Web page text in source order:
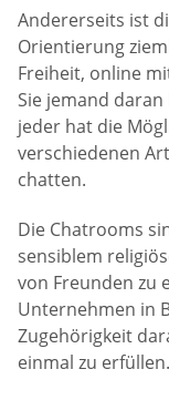
Andererseits ist
Orientierung
Freiheit, online
Sie jemand
jeder hat die
verschiedenen
chatten.
Die Chatrooms
sensiblem
von Freunden zu
Unternehmen in
Zugehörigkeit
einmal zu erfüllen.